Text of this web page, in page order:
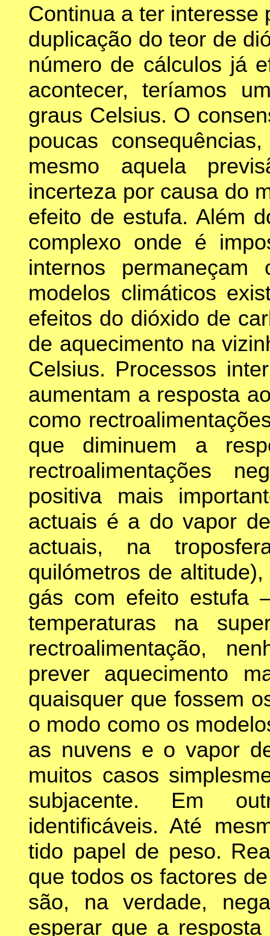
Continua a ter interesse
duplicação do teor de
número de cálculos já
acontecer, teríamos
graus Celsius. O
poucas
mesmo aquela
incerteza por causa do
efeito de estufa. Além
complexo onde é
internos
modelos climáticos
efeitos do dióxido de
de aquecimento na
Celsius. Processos
aumentam a resposta
como
que diminuem a
rectroalimentações
positiva mais
actuais é a do vapor
actuais, na
quilómetros de
gás com efeito estufa
temperaturas na
rectroalimentação,
prever aquecimento
quaisquer que fossem
o modo como os
as nuvens e o vapor
muitos casos
subjacente. Em
identificáveis. Até
tido papel de peso.
que todos os factores
são, na verdade,
esperar que a